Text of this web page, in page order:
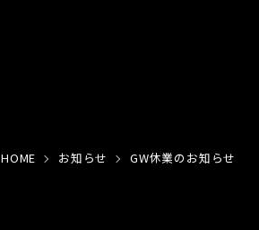
HOME お知らせ GW休業のお知らせ